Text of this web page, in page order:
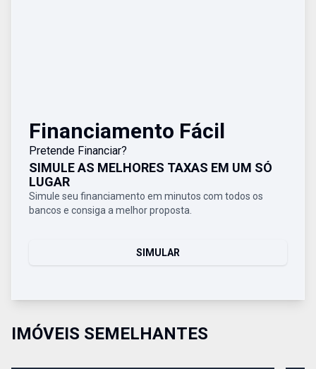
Financiamento Fácil
Pretende Financiar?
SIMULE AS MELHORES TAXAS EM UM SÓ
LUGAR
Simule seu financiamento em minutos com todos os
bancos e consiga a melhor proposta.
SIMULAR
IMÓVEIS SEMELHANTES